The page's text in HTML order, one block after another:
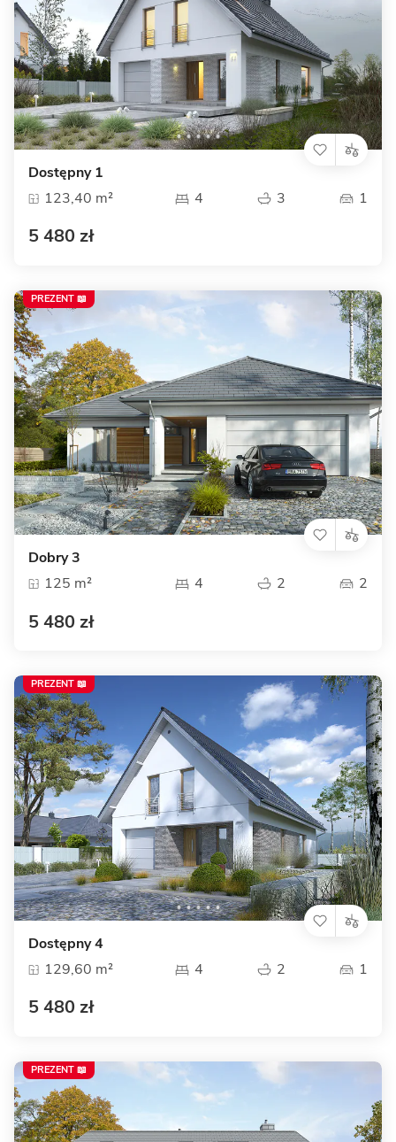
Dostępny 1
123,40 m²
4 3 1
5 480 zł
Dobry 3
125 m²
4 2 2
5 480 zł
PREZENT 📖
Dostępny 4
129,60 m²
4 2 1
5 480 zł
PREZENT 📖
PREZENT 📖